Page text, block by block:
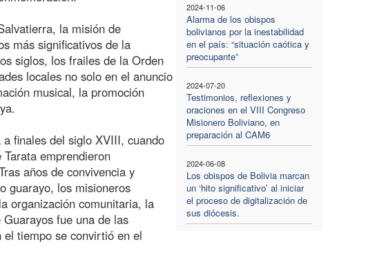
2024-11-06
Alarma de los obispos
bolivianos por la inestabilidad
en el país: “situación caótica y
preocupante”
2024-07-20
Testimonios, reflexiones y
oraciones en el VIII Congreso
Misionero Boliviano, en
preparación al CAM6
2024-06-08
Los obispos de Bolivia marcan
un ‘hito significativo’ al iniciar
el proceso de digitalización de
sus diócesis.
la misión de
más significativos de la
siglos, los frailes de la Orden
locales no solo en el anuncio
musical, la promoción
finales del siglo XVIII, cuando
emprendieron
años de convivencia y
guarayo, los misioneros
organización comunitaria, la
fue una de las
tiempo se convirtió en el